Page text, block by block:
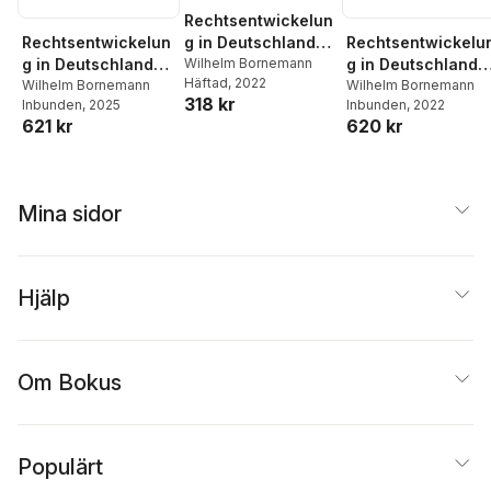
Rechtsentwickelun
g in Deutschland
und deren Zukunft
Wilhelm Bornemann
Inbunden, 2025
621 kr
Rechtsentwickelun
g in Deutschland
und deren Zukunft
Wilhelm Bornemann
Häftad, 2022
318 kr
g in Deutschland
und deren Zukunft
Wilhelm Bornemann
Inbunden, 2022
620 kr
Mina sidor
Hjälp
Om Bokus
Populärt